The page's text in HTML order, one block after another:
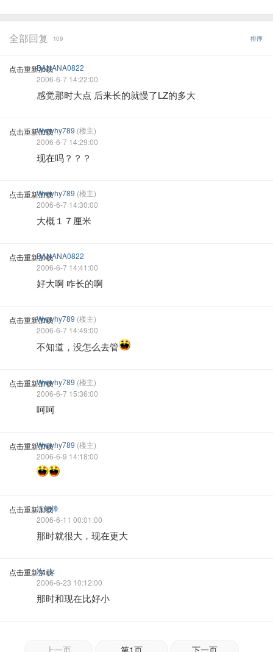
全部回复 109 排序
点击重新加载BANANA0822
2006-6-7 14:22:00
感觉那时大点 后来长的就慢了LZ的多大
点击重新加载Wwwhy789 (楼主)
2006-6-7 14:29:00
现在吗？？？
点击重新加载Wwwhy789 (楼主)
2006-6-7 14:30:00
大概１７厘米
点击重新加载BANANA0822
2006-6-7 14:41:00
好大啊 咋长的啊
点击重新加载Wwwhy789 (楼主)
2006-6-7 14:49:00
不知道，没怎么去管
点击重新加载Wwwhy789 (楼主)
2006-6-7 15:36:00
呵呵
点击重新加载Wwwhy789 (楼主)
2006-6-9 14:18:00
点击重新加载
江钇锋
2006-6-11 00:01:00
那时就很大，现在更大
点击重新加载
Xz_tz
2006-6-23 10:12:00
那时和现在比好小
上一页 第1页 下一页